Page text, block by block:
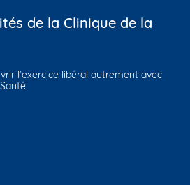
de la Clinique de la
l’exercice libéral autrement avec